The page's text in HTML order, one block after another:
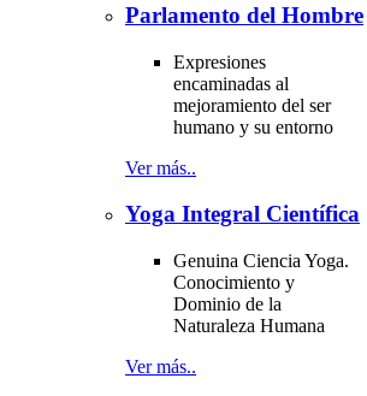
Parlamento del Hombre
Expresiones
encaminadas al
mejoramiento del ser
humano y su entorno
Ver más..
Yoga Integral Científica
Genuina Ciencia Yoga.
Conocimiento y
Dominio de la
Naturaleza Humana
Ver más..